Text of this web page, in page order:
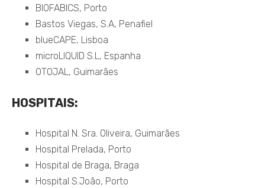
BIOFABICS, Porto
Bastos Viegas, S.A, Penafiel
blueCAPE, Lisboa
microLIQUID S.L, Espanha
OTOJAL, Guimarães
HOSPITAIS:
Hospital N. Sra. Oliveira, Guimarães
Hospital Prelada, Porto
Hospital de Braga, Braga
Hospital S.João, Porto